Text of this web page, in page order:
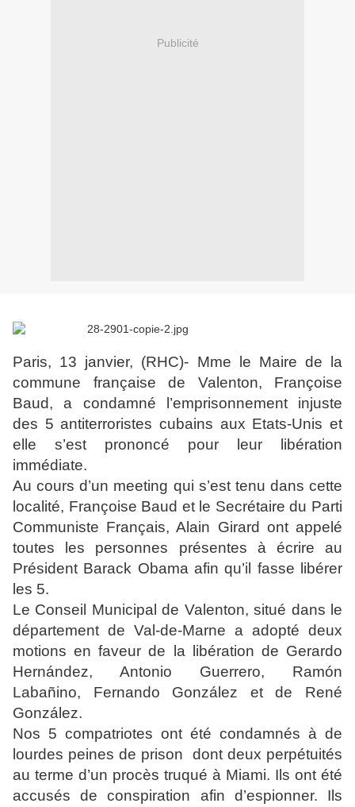
Publicité
Paris, 13 janvier, (RHC)- Mme le Maire de la
commune française de Valenton, Françoise
Baud, a condamné l’emprisonnement injuste
des 5 antiterroristes cubains aux Etats-Unis et
elle s’est prononcé pour leur libération
immédiate.
Au cours d’un meeting qui s’est tenu dans cette
localité, Françoise Baud et le Secrétaire du Parti
Communiste Français, Alain Girard ont appelé
toutes les personnes présentes à écrire au
Président Barack Obama afin qu’il fasse libérer
les 5.
Le Conseil Municipal de Valenton, situé dans le
département de Val-de-Marne a adopté deux
motions en faveur de la libération de Gerardo
Hernández, Antonio Guerrero, Ramón
Labañino, Fernando González et de René
González.
Nos 5 compatriotes ont été condamnés à de
lourdes peines de prison dont deux perpétuités
au terme d’un procès truqué à Miami. Ils ont été
accusés de conspiration afin d’espionner. Ils